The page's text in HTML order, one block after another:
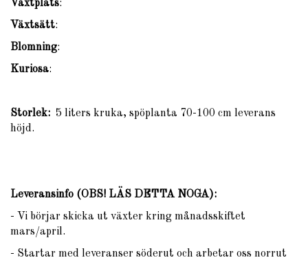
Växtplats:
Växtsätt:
Blomning:
Kuriosa:
Storlek: 5 liters kruka, spöplanta 70-100 cm leverans
höjd.
Leveransinfo (OBS! LÄS DETTA NOGA):
- Vi börjar skicka ut växter kring månadsskiftet
mars/april.
- Startar med leveranser söderut och arbetar oss norrut